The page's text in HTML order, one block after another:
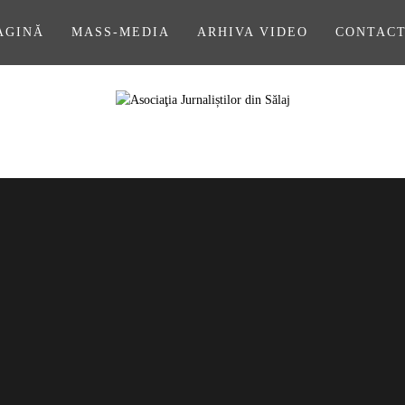
MASS-MEDIA ARHIVA VIDEO CONTACT